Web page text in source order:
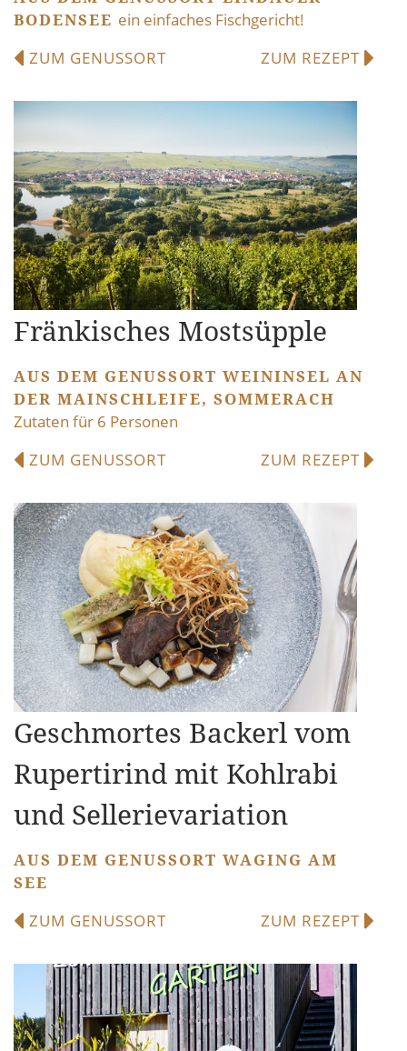
BODENSEE ein einfaches Fischgericht!
ZUM GENUSSORT
ZUM REZEPT
Fränkisches Mostsüpple
AUS DEM GENUSSORT WEININSEL AN
DER MAINSCHLEIFE, SOMMERACH
Zutaten für 6 Personen
ZUM GENUSSORT
ZUM REZEPT
Geschmortes Backerl vom
Rupertirind mit Kohlrabi
und Sellerievariation
AUS DEM GENUSSORT WAGING AM
SEE
ZUM GENUSSORT
ZUM REZEPT